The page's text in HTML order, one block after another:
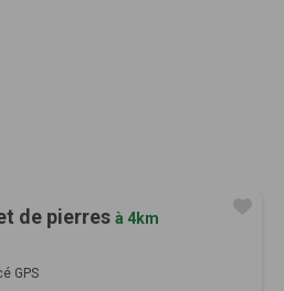
de pierres à 4km
GPS